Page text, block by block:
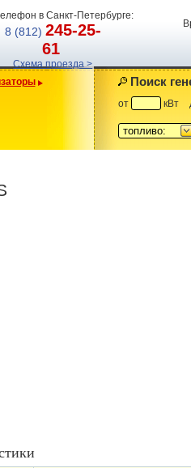
в Санкт-Петербурге:
8 (812) 245-25-
61
Схема проезда >
Поиск
от кВт
топливо: